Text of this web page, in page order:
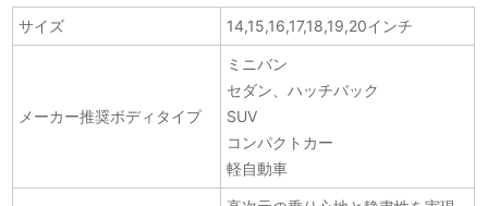
サイズ 14,15,16,17,18,19,20インチ
メーカー推奨ボディタイプ
ミニバン
セダン、ハッチバック
SUV
コンパクトカー
軽自動車